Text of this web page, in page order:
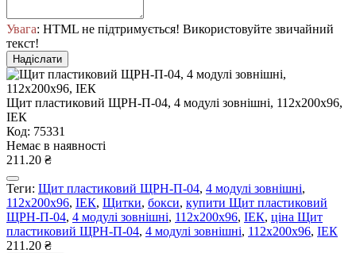
Увага: HTML не підтримується! Використовуйте звичайний
текст!
Надіслати
Щит пластиковий ЩРН-П-04, 4 модулі зовнішні, 112х200х96,
ІЕК
Код: 75331
Немає в наявності
211.20 ₴
Теги: Щит пластиковий ЩРН-П-04, 4 модулі зовнішні,
112х200х96, ІЕК, Щитки, бокси, купити Щит пластиковий
ЩРН-П-04, 4 модулі зовнішні, 112х200х96, ІЕК, ціна Щит
пластиковий ЩРН-П-04, 4 модулі зовнішні, 112х200х96, ІЕК
211.20 ₴